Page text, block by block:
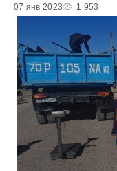
07 янв 2023 1 953